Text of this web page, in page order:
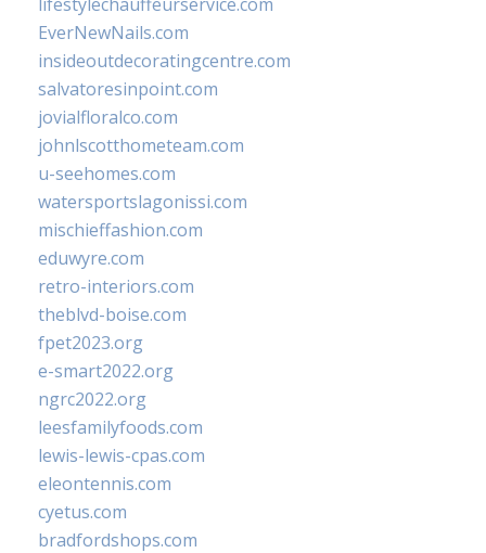
EverNewNails.com
insideoutdecoratingcentre.com
salvatoresinpoint.com
jovialfloralco.com
johnlscotthometeam.com
u-seehomes.com
watersportslagonissi.com
mischieffashion.com
eduwyre.com
retro-interiors.com
theblvd-boise.com
fpet2023.org
e-smart2022.org
ngrc2022.org
leesfamilyfoods.com
lewis-lewis-cpas.com
eleontennis.com
cyetus.com
bradfordshops.com